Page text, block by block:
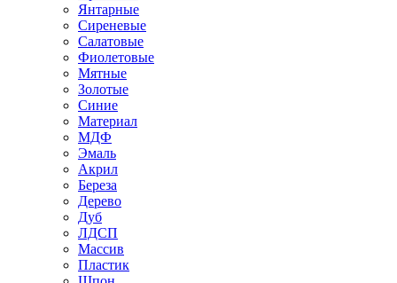
Янтарные
Сиреневые
Салатовые
Фиолетовые
Мятные
Золотые
Синие
Материал
МДФ
Эмаль
Акрил
Береза
Дерево
Дуб
ЛДСП
Массив
Пластик